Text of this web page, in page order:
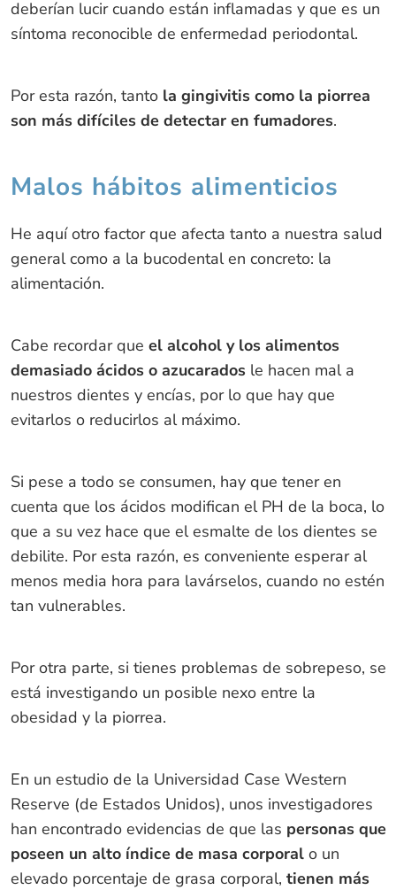
deberían lucir cuando están inflamadas y que es un
síntoma reconocible de enfermedad periodontal.
Por esta razón, tanto la gingivitis como la piorrea
son más difíciles de detectar en fumadores.
Malos hábitos alimenticios
He aquí otro factor que afecta tanto a nuestra salud
general como a la bucodental en concreto: la
alimentación.
Cabe recordar que el alcohol y los alimentos
demasiado ácidos o azucaradosle hacen mal a
nuestros dientes y encías, por lo que hay que
evitarlos o reducirlos al máximo.
Si pese a todo se consumen, hay que tener en
cuenta que los ácidos modifican el PH de la boca, lo
que a su vez hace que el esmalte de los dientes se
debilite. Por esta razón, es conveniente esperar al
menos media hora para lavárselos, cuando no estén
tan vulnerables.
Por otra parte, si tienes problemas de sobrepeso, se
está investigando un posible nexo entre la
obesidad y la piorrea.
En un estudio de la Universidad Case Western
Reserve (de Estados Unidos), unos investigadores
han encontrado evidencias de que las personas que
poseen un alto índice de masa corporalo un
elevado porcentaje de grasa corporal, tienen más